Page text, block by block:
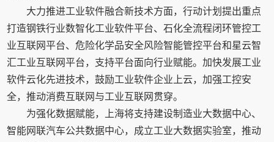
大力推进工业软件融合新技术方面，行动计划提出重点
打造钢铁行业数智化工业软件平台、石化全流程闭环管控工
业互联网平台、危险化学品安全风险智能管控平台和星云智
汇工业互联网平台，支持平台面向行业赋能。加快发展工业
软件云化先进技术，鼓励工业软件企业上云，加强工控安
全，推动消费互联网与工业互联网贯穿。
为强化数据赋能，上海将支持建设制造业大数据中心、
智能网联汽车公共数据中心，成立工业大数据实验室，推动